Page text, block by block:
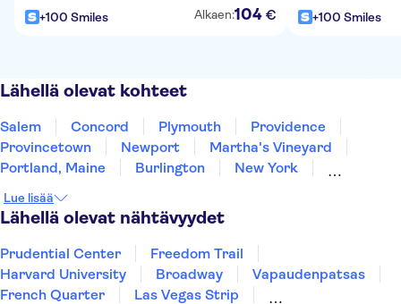
+100 Smiles Alkaen:104 € +100 Smiles
Lähellä olevat kohteet
Salem Concord Plymouth
Providence
Provincetown
Newport
Martha's Vineyard
Portland, Maine
Burlington
New York
Bar Harbor
Edison
Lue lisää
Lähellä olevat nähtävyydet
Prudential Center
Freedom Trail
Harvard University
Broadway
Vapaudenpatsas
French Quarter
Las Vegas Strip